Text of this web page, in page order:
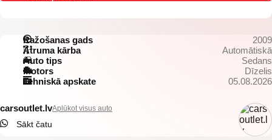
Ražošanas gads
2009
Ātruma kārba
Automātiskā
Auto tips
Sedans
Motors
Dīzelis
Tehniskā apskate
05.08.2026
carsoutlet.lvAplūkot visus auto
Sākt čatu